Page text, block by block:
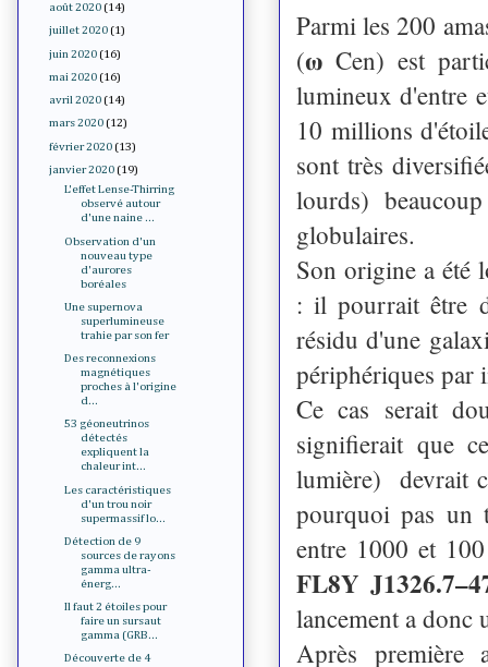
Parmi les 200
(𝛚 Cen) est
lumineux d'entre
10 millions
sont très
lourds)
globulaires.
Son origine a été
: il pourrait être
résidu d'une
périphériques par
Ce cas serait
signifierait que
lumière) devrait
pourquoi pas un
entre 1000 et
FL8Y
lancement a donc
Après
août 2020 (14)
juillet 2020 (1)
juin 2020 (16)
mai 2020 (16)
avril 2020 (14)
mars 2020 (12)
février 2020 (13)
janvier 2020 (19)
L'effet Lense-Thirring
observé autour
d'une naine ...
Observation d'un
nouveau type
d'aurores
boréales
Une supernova
superlumineuse
trahie par son fer
Des reconnexions
magnétiques
proches à l'origine
d...
53 géoneutrinos
détectés
expliquent la
chaleur int...
Les caractéristiques
d'un trou noir
supermassif lo...
Détection de 9
sources de rayons
gamma ultra-
énerg...
Il faut 2 étoiles pour
faire un sursaut
gamma (GRB...
Découverte de 4